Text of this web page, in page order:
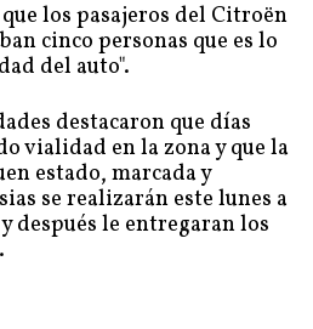
los pasajeros del Citroën
cinco personas que es lo
del auto".
destacaron que días
vialidad en la zona y que la
estado, marcada y
se realizarán este lunes a
después le entregaran los